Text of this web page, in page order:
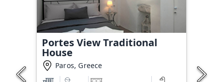
Portes View Traditional
House
Paros, Greece